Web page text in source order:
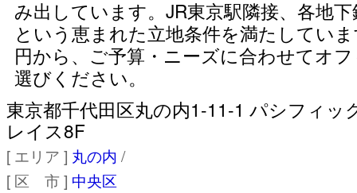
み出しています。JR東京駅隣接、各地
という恵まれた立地条件を満たしてい
円から、ご予算・ニーズに合わせてオ
選びください。
東京都千代田区丸の内1-11-1 パシフィッ
レイス8F
[ エリア ] 丸の内 /
[ 区 市 ] 中央区